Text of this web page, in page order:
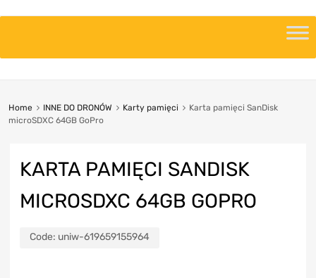
Home INNE DO DRONÓW Karty pamięci
Karta pamięci SanDisk
microSDXC 64GB GoPro
KARTA PAMIĘCI SANDISK
MICROSDXC 64GB GOPRO
Code: uniw-619659155964